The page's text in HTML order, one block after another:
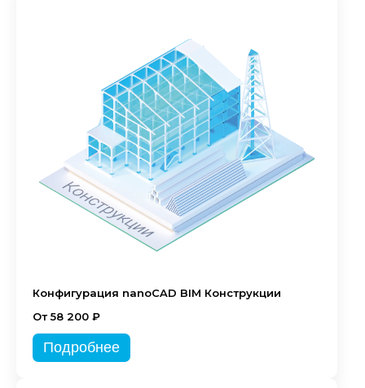
Конфигурация nanoCAD BIM Конструкции
От 58 200 ₽
Подробнее